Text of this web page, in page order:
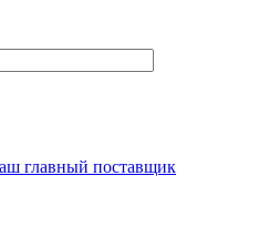
главный поставщик